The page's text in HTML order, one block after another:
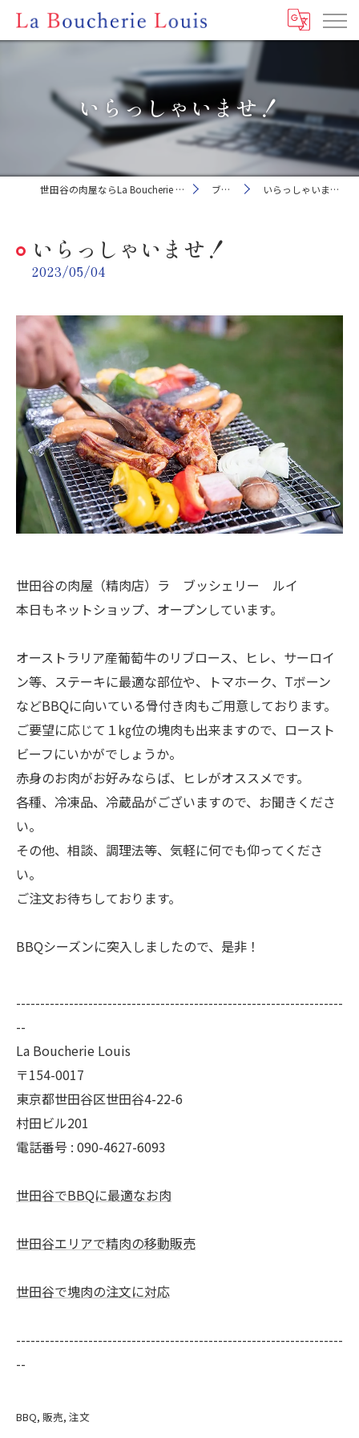
いらっしゃいませ！
世田谷の肉屋ならLa Boucherie Louis ブログ いらっしゃいませ！
いらっしゃいませ！
2023/05/04
世田谷の肉屋（精肉店）ラ ブッシェリー ルイ
本日もネットショップ、オープンしています。
オーストラリア産葡萄牛のリブロース、ヒレ、サーロイ
ン等、ステーキに最適な部位や、トマホーク、Tボーン
などBBQに向いている骨付き肉もご用意しております。
ご要望に応じて１㎏位の塊肉も出来ますので、ロースト
ビーフにいかがでしょうか。
赤身のお肉がお好みならば、ヒレがオススメです。
各種、冷凍品、冷蔵品がございますので、お聞きくださ
い。
その他、相談、調理法等、気軽に何でも仰ってくださ
い。
ご注文お待ちしております。
BBQシーズンに突入しましたので、是非！
--------------------------------------------------------------------
--
La Boucherie Louis
〒154-0017
東京都世田谷区世田谷4-22-6
村田ビル201
電話番号 : 090-4627-6093
世田谷でBBQに最適なお肉
世田谷エリアで精肉の移動販売
世田谷で塊肉の注文に対応
--------------------------------------------------------------------
--
BBQ 販売 注文